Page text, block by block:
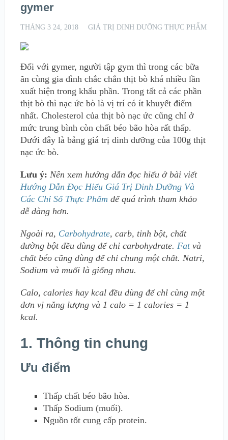
gymer
THÁNG 3 24, 2018 GIÁ TRỊ DINH DƯỠNG THỰC PHẨM
Đối với gymer, người tập gym thì trong các bữa
ăn cùng gia đình chắc chắn thịt bò khá nhiều lần
xuất hiện trong khẩu phần. Trong tất cả các phần
thịt bò thì nạc ức bò là vị trí có ít khuyết điểm
nhất. Cholesterol của thịt bò nạc ức cũng chỉ ở
mức trung bình còn chất béo bão hòa rất thấp.
Dưới đây là bảng giá trị dinh dưỡng của 100g thịt
nạc ức bò.
Lưu ý: Nên xem hướng dẫn đọc hiểu ở bài viết
Hướng Dẫn Đọc Hiểu Giá Trị Dinh Dưỡng Và
Các Chỉ Số Thực Phẩm để quá trình tham khảo
dễ dàng hơn.
Ngoài ra, Carbohydrate, carb, tinh bột, chất
đường bột đều dùng để chỉ carbohydrate. Fatvà
chất béo cũng dùng để chỉ chung một chất. Natri,
Sodium và muối là giống nhau.
Calo, calories hay kcal đều dùng để chỉ cùng một
đơn vị năng lượng và 1 calo = 1 calories = 1
kcal.
1. Thông tin chung
Ưu điểm
Thấp chất béo bão hòa.
Thấp Sodium (muối).
Nguồn tốt cung cấp protein.